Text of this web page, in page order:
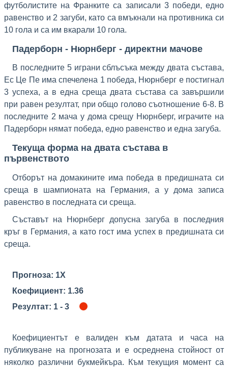
футболистите на Франките са записали 3 победи, едно
равенство и 2 загуби, като са вмъкнали на противника си
10 гола и са им вкарали 10 гола.
Падерборн - Нюрнберг - директни мачове
В последните 5 играни сблъсъка между двата състава,
Ес Це Пе има спечеленa 1 победа, Нюрнберг е постигнал
3 успеха, а в една среща двата състава са завършили
при равен резултат, при общо голово съотношение 6-8. В
последните 2 мача у дома срещу Нюрнберг, играчите на
Падерборн нямат победа, едно равенство и една загуба.
Текуща форма на двата състава в
първенството
Отборът на домакините има победа в предишната си
среща в шампионата на Германия, а у дома записа
равенство в последната си среща.
Съставът на Нюрнберг допусна загуба в последния
кръг в Германия, а като гост има успех в предишната си
среща.
Прогноза: 1X
Коефициент: 1.36
Резултат: 1 - 3
Коефициентът е валиден към датата и часа на
публикуване на прогнозата и е осреднена стойност от
няколко различни букмейкъра. Към текущия момент са